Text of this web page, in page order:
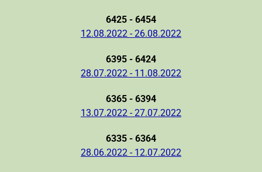
6425 - 6454
12.08.2022 - 26.08.2022
6395 - 6424
28.07.2022 - 11.08.2022
6365 - 6394
13.07.2022 - 27.07.2022
6335 - 6364
28.06.2022 - 12.07.2022